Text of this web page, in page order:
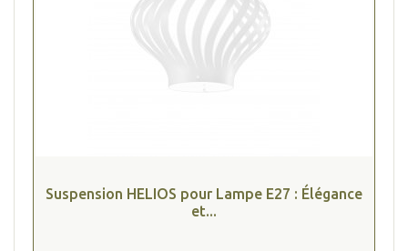
Suspension HELIOS pour Lampe E27 : Élégance
et...